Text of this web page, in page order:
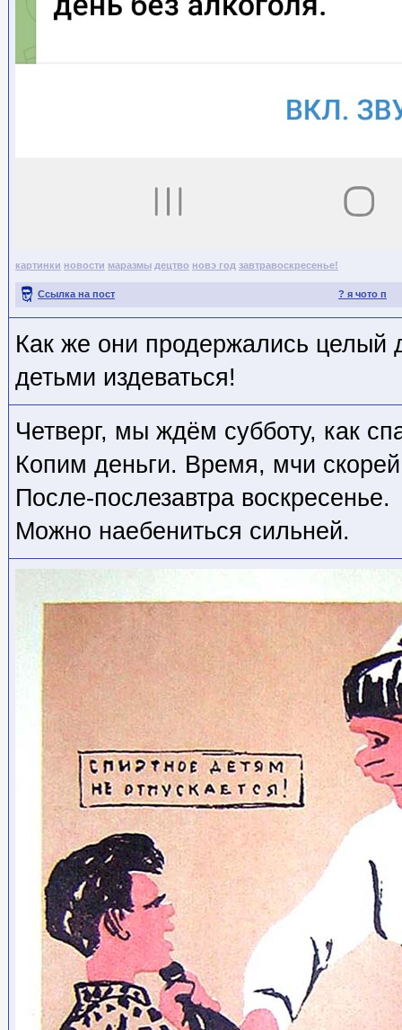
картинки новости маразмы децтво новэ год завтравоскресенье!
? я чото п
Ссылка на пост
Как же они продержались целый
детьми издеваться!
Четверг, мы ждëм субботу, как
Копим деньги. Время, мчи
После-послезавтра воскресенье.
Можно наебениться сильней.